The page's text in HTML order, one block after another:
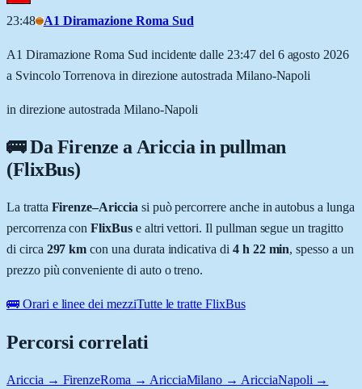
23:48 A1 Diramazione Roma Sud
A1 Diramazione Roma Sud incidente dalle 23:47 del 6 agosto 2026
a Svincolo Torrenova in direzione autostrada Milano-Napoli
in direzione autostrada Milano-Napoli
🚌 DaFirenze aAricciain pullman
(FlixBus)
La tratta Firenze–Ariccia si può percorrere anche in autobus a lunga
percorrenza conFlixBuse altri vettori. Il pullman segue un tragitto
di circa 297 km con una durata indicativa di 4 h 22 min, spesso a un
prezzo più conveniente di auto o treno.
🚌 Orari e linee dei mezziTutte le tratte FlixBus
Percorsi correlati
Ariccia → FirenzeRoma → AricciaMilano → AricciaNapoli →